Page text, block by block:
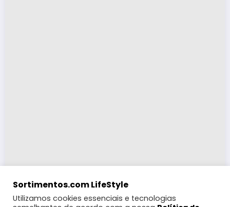
Sortimentos.com LifeStyle
Utilizamos cookies essenciais e tecnologias